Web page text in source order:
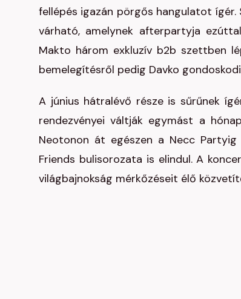
fellépés igazán pörgős hangulatot ígér.
várható, amelynek afterpartyja
Makto három exkluzív b2b szettben
bemelegítésről pedig Davko
A június hátralévő része is sűrűnek
rendezvényei váltják egymást a
Neotonon át egészen a Necc
Friends bulisorozata is elindul. A
világbajnokság mérkőzéseit élő